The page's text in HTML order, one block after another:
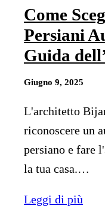
Come
Persiani
Guida
Giugno 9, 2025
L'architetto
riconoscere un
persiano e fare
la tua casa.…
Leggi di più